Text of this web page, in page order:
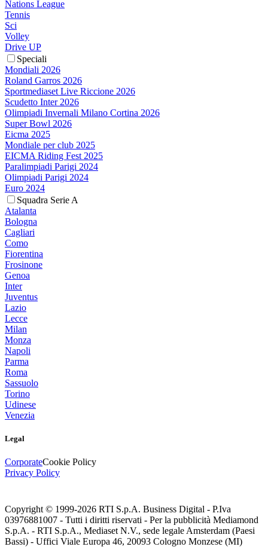
Nations League
Tennis
Sci
Volley
Drive UP
Speciali
Mondiali 2026
Roland Garros 2026
Sportmediaset Live Riccione 2026
Scudetto Inter 2026
Olimpiadi Invernali Milano Cortina 2026
Super Bowl 2026
Eicma 2025
Mondiale per club 2025
EICMA Riding Fest 2025
Paralimpiadi Parigi 2024
Olimpiadi Parigi 2024
Euro 2024
Squadra Serie A
Atalanta
Bologna
Cagliari
Como
Fiorentina
Frosinone
Genoa
Inter
Juventus
Lazio
Lecce
Milan
Monza
Napoli
Parma
Roma
Sassuolo
Torino
Udinese
Venezia
Legal
CorporateCookie Policy
Privacy Policy
Copyright © 1999-2026 RTI S.p.A. Business Digital - P.Iva
03976881007 - Tutti i diritti riservati - Per la pubblicità Mediamond
S.p.A. - RTI S.p.A., Mediaset N.V., sede legale Amsterdam (Paesi
Bassi) - Uffici Viale Europa 46, 20093 Cologno Monzese (MI)